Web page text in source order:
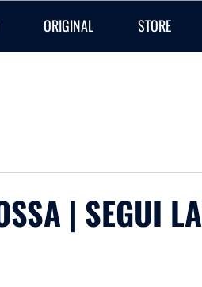
ORIGINAL STORE
| SEGUI